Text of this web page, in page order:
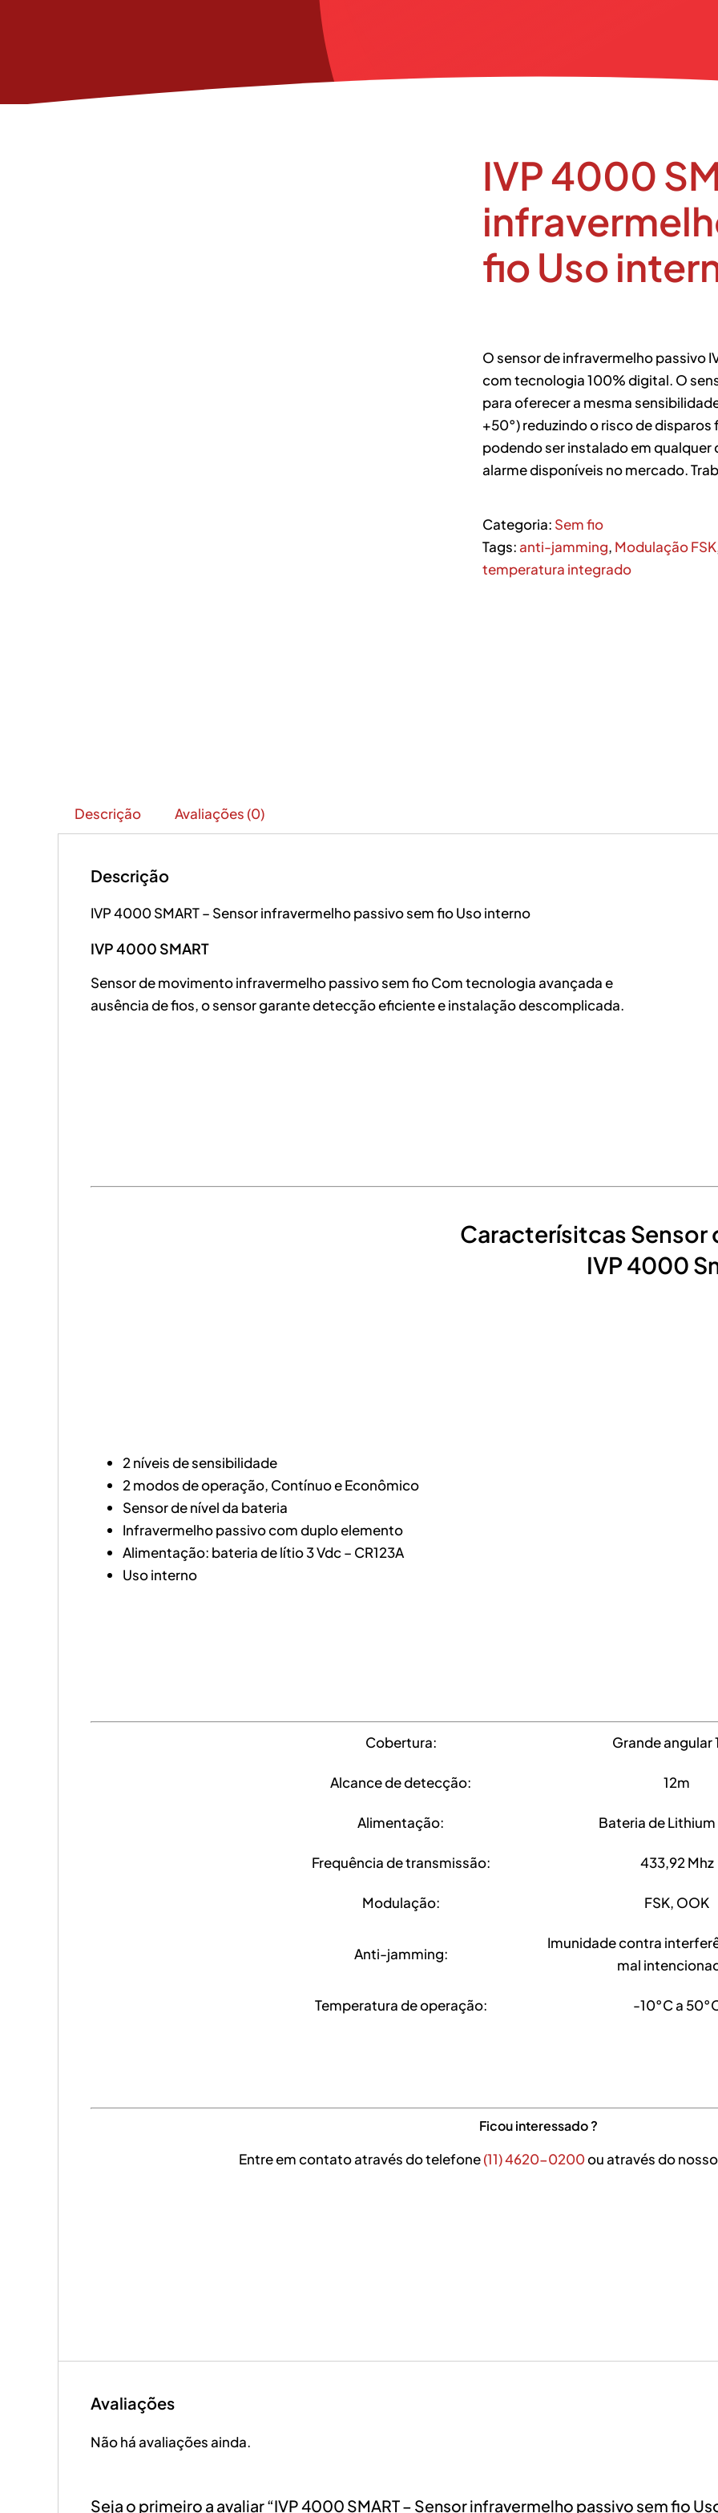
IVP 4000
fio Uso
O sensor de infravermelho passivo
com tecnologia 100% digital. O
para oferecer a mesma
+50°) reduzindo o risco de
podendo ser instalado em qualquer
alarme disponíveis no mercado.
Categoria: Sem fio
Tags:anti-jamming, Modulação FSK
temperatura integrado
Descrição Avaliações (0)
Descrição
IVP 4000 SMART – Sensor infravermelho passivo sem fio Uso interno
IVP 4000 SMART
Sensor de movimento infravermelho passivo sem fio Com tecnologia avançada e
ausência de fios, o sensor garante detecção eficiente e instalação descomplicada.
Caracterísitcas
IVP 4000
2 níveis de sensibilidade
2 modos de operação, Contínuo e Econômico
Sensor de nível da bateria
Infravermelho passivo com duplo elemento
Alimentação: bateria de lítio 3 Vdc – CR123A
Uso interno
Cobertura: Grande angular
Alcance de detecção: 12m
Alimentação: Bateria de Lithium
Frequência de transmissão: 433,92 Mhz
Modulação: FSK, OOK
Anti-jamming:
Imunidade contra
mal
Temperatura de operação: -10°C a
Ficou interessado ?
Entre em contato através do telefone(11) 4620-0200ou através do
Avaliações
Não há avaliações ainda.
Seja o primeiro a avaliar “IVP 4000 SMART – Sensor infravermelho passivo sem fio